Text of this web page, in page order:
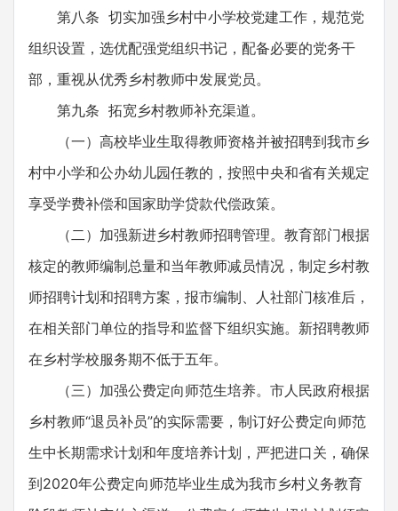
第八条 切实加强乡村中小学校党建工作，规范党
组织设置，选优配强党组织书记，配备必要的党务干
部，重视从优秀乡村教师中发展党员。
第九条 拓宽乡村教师补充渠道。
（一）高校毕业生取得教师资格并被招聘到我市乡
村中小学和公办幼儿园任教的，按照中央和省有关规定
享受学费补偿和国家助学贷款代偿政策。
（二）加强新进乡村教师招聘管理。教育部门根据
核定的教师编制总量和当年教师减员情况，制定乡村教
师招聘计划和招聘方案，报市编制、人社部门核准后，
在相关部门单位的指导和监督下组织实施。新招聘教师
在乡村学校服务期不低于五年。
（三）加强公费定向师范生培养。市人民政府根据
乡村教师“退员补员”的实际需要，制订好公费定向师范
生中长期需求计划和年度培养计划，严把进口关，确保
到2020年公费定向师范毕业生成为我市乡村义务教育